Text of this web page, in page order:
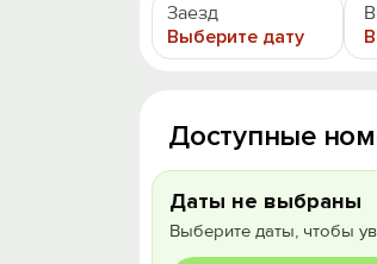
Заезд
Выберите дату
Доступные
Даты не выбраны
Выберите даты, чтобы